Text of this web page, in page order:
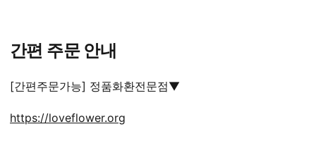
간편 주문 안내
[간편주문가능] 정품화환전문점▼
https://loveflower.org